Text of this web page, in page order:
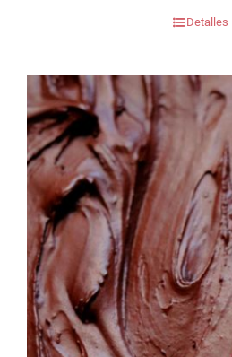
Detalles